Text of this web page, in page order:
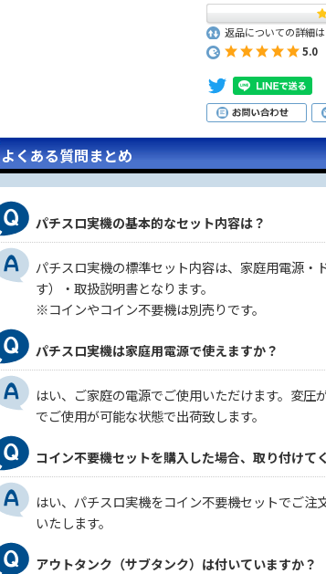
返品についての詳細
5.0
よくある質問まとめ
パチスロ実機の基本的なセット内容は？
パチスロ実機の標準セット内容は、家庭用電源
す）・取扱説明書となります。
※コインやコイン不要機は別売りです。
パチスロ実機は家庭用電源で使えますか？
はい、ご家庭の電源でご使用いただけます。変
でご使用が可能な状態で出荷致します。
コイン不要機セットを購入した場合、取り付けて
はい、パチスロ実機をコイン不要機セットでご
いたします。
アウトタンク（サブタンク）は付いていますか？